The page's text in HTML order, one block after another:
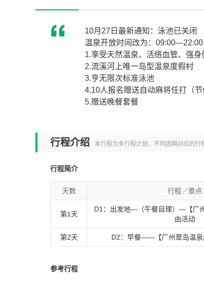
10月27日最新通知：泳池已关闭
温泉开放时间改为：09:00—22:00
1.享受天然温泉、活络血管、强身
2.流溪河上唯一岛型温泉度假村
3.亨无限次标准泳池
4.10人报名赠送自动麻将任打（节
5.赠送晚餐套餐
行程介绍 本行程为多行程计划，不同团期对应的行
行程简介
天数 行程／景点
第1天
D1：出发地—（午餐自理）—【广
由活动
第2天 D2：早餐——【广州翠岛温
参考行程